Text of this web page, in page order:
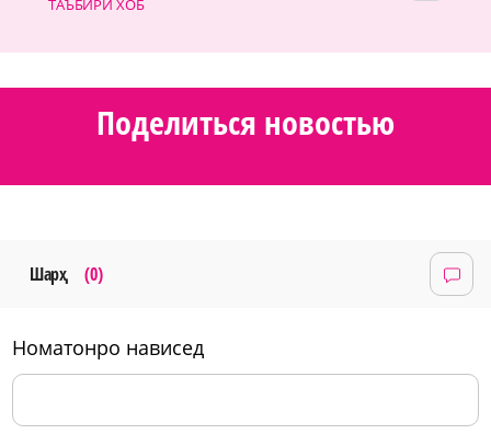
Поделиться новостью
Шарҳ (0)
номатонро нависед